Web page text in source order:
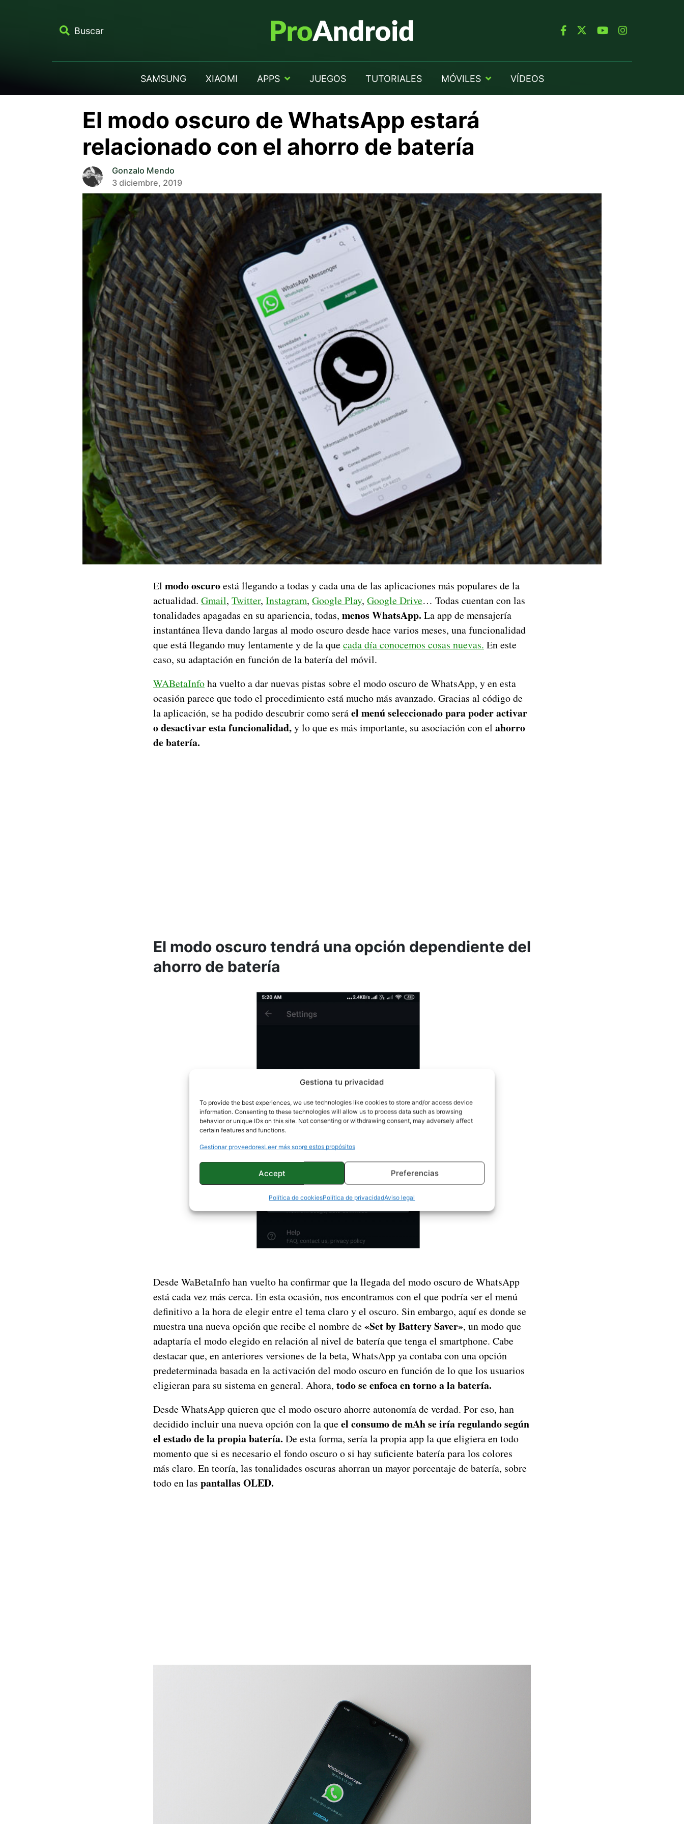
Gestiona tu privacidad
To provide the best experiences, we use technologies like cookies to store and/or access device
information. Consenting to these technologies will allow us to process data such as browsing
behavior or unique IDs on this site. Not consenting or withdrawing consent, may adversely affect
certain features and functions.
Gestionar proveedoresLeer más sobre estos propósitos
Accept Preferencias
Política de cookiesPolítica de privacidadAviso legal
Buscar
SAMSUNG XIAOMI APPS JUEGOS TUTORIALES MÓVILES VÍDEOS
El modo oscuro de WhatsApp estará
relacionado con el ahorro de batería
Gonzalo Mendo
3 diciembre, 2019
El modo oscuroestá llegando a todas y cada una de las aplicaciones más populares de la
actualidad. Gmail, Twitter, Instagram, Google Play, Google Drive… Todas cuentan con las
tonalidades apagadas en su apariencia, todas, menos WhatsApp. La app de mensajería
instantánea lleva dando largas al modo oscuro desde hace varios meses, una funcionalidad
que está llegando muy lentamente y de la que cada día conocemos cosas nuevas. En este
caso, su adaptación en función de la batería del móvil.
WABetaInfoha vuelto a dar nuevas pistas sobre el modo oscuro de WhatsApp, y en esta
ocasión parece que todo el procedimiento está mucho más avanzado. Gracias al código de
la aplicación, se ha podido descubrir como seráel menú seleccionado para poder activar
o desactivar esta funcionalidad,y lo que es más importante, su asociación con el ahorro
de batería.
El modo oscuro tendrá una opción dependiente del
ahorro de batería
Desde WaBetaInfo han vuelto ha confirmar que la llegada del modo oscuro de WhatsApp
está cada vez más cerca. En esta ocasión, nos encontramos con el que podría ser el menú
definitivo a la hora de elegir entre el tema claro y el oscuro. Sin embargo, aquí es donde se
muestra una nueva opción que recibe el nombre de «Set by Battery Saver», un modo que
adaptaría el modo elegido en relación al nivel de batería que tenga el smartphone. Cabe
destacar que, en anteriores versiones de la beta, WhatsApp ya contaba con una opción
predeterminada basada en la activación del modo oscuro en función de lo que los usuarios
eligieran para su sistema en general. Ahora, todo se enfoca en torno a la batería.
Desde WhatsApp quieren que el modo oscuro ahorre autonomía de verdad. Por eso, han
decidido incluir una nueva opción con la que el consumo de mAh se iría regulando según
el estado de la propia batería. De esta forma, sería la propia app la que eligiera en todo
momento que si es necesario el fondo oscuro o si hay suficiente batería para los colores
más claro. En teoría, las tonalidades oscuras ahorran un mayor porcentaje de batería, sobre
todo en las pantallas OLED.